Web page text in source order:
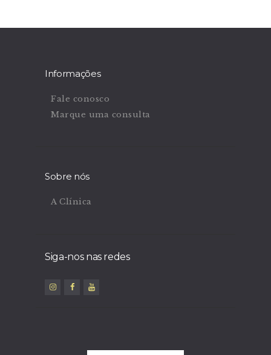
Informações
Fale conosco
Marque uma consulta
Sobre nós
A Clínica
Siga-nos nas redes